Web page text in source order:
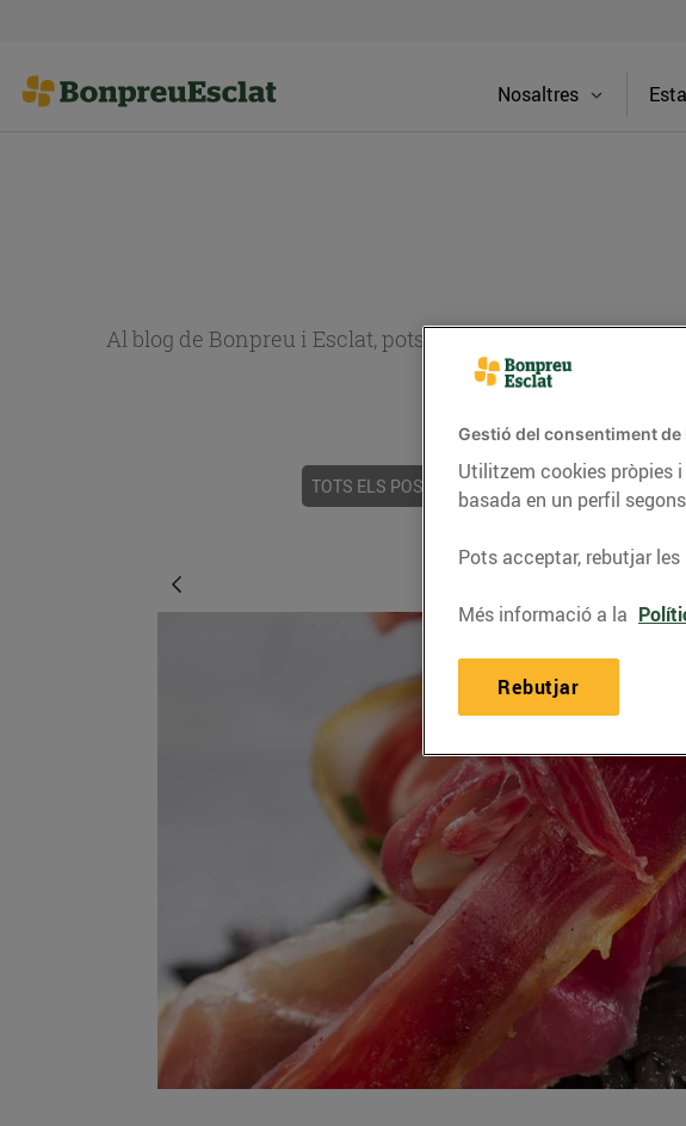
Nosaltres
Al blog de Bonpreu i Esclat, pots trobar receptes,
TOTS ELS POSTS ACTUALITAT CONSELLS I
Gestió del consentiment de
Utilitzem cookies pròpies
basada en un perfil
Pots acceptar, rebutjar
Més informació a la
Rebutjar